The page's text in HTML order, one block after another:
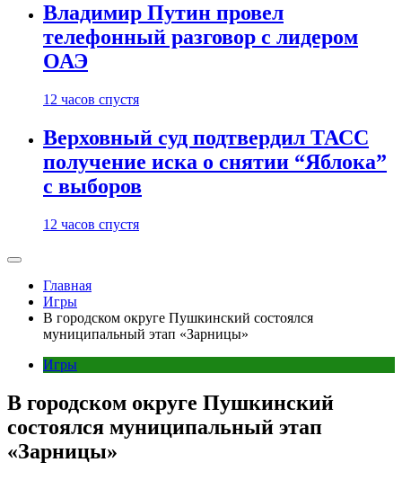
Владимир Путин провел
телефонный разговор с лидером
ОАЭ
12 часов спустя
Верховный суд подтвердил ТАСС
получение иска о снятии “Яблока”
с выборов
12 часов спустя
Главная
Игры
В городском округе Пушкинский состоялся
муниципальный этап «Зарницы»
Игры
В городском округе Пушкинский
состоялся муниципальный этап
«Зарницы»